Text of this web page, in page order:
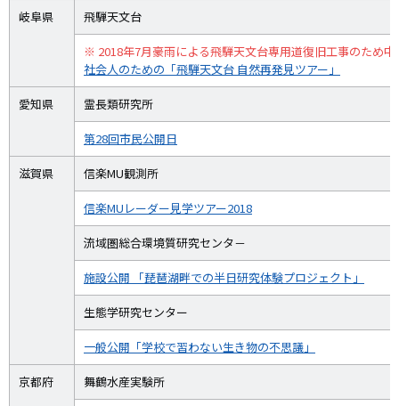
岐阜県 飛騨天文台
※ 2018年7月豪雨による飛騨天文台専用道復旧工事のため
社会人のための「飛騨天文台 自然再発見ツアー」
愛知県 霊長類研究所
第28回市民公開日
滋賀県 信楽MU観測所
信楽MUレーダー見学ツアー2018
流域圏総合環境質研究センタ－
施設公開 「琵琶湖畔での半日研究体験プロジェクト」
生態学研究センター
一般公開「学校で習わない生き物の不思議」
京都府 舞鶴水産実験所